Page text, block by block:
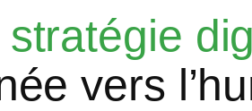
stratégie
vers